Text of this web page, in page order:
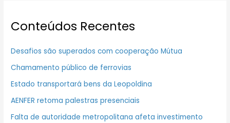
Conteúdos Recentes
Desafios são superados com cooperação Mútua
Chamamento público de ferrovias
Estado transportará bens da Leopoldina
AENFER retoma palestras presenciais
Falta de autoridade metropolitana afeta investimento